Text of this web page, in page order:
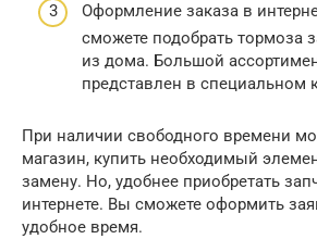
Оформление заказа в
сможете подобрать тормоза
из дома. Большой
представлен в специальном
При наличии свободного времени
магазин, купить необходимый
замену. Но, удобнее приобретать
интернете. Вы сможете оформить
удобное время.